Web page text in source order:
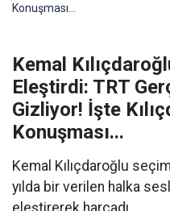
Konuşması...
Kemal
Eleştirdi: TRT
Gizliyor! İşte
Konuşması...
Kemal Kılıçdaroğlu
yılda bir verilen halka
eleştirerek harcadı.